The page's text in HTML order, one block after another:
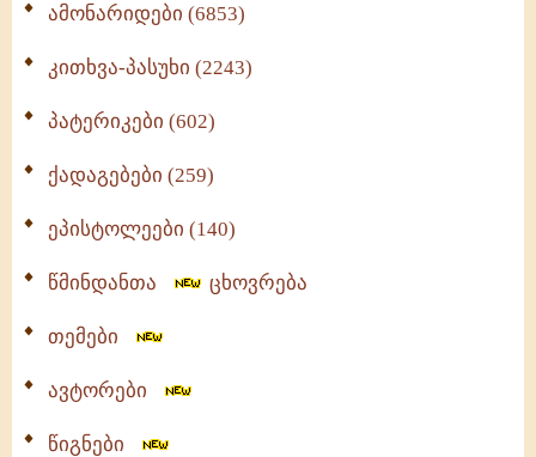
ამონარიდები (6853)
კითხვა-პასუხი (2243)
პატერიკები (602)
ქადაგებები (259)
ეპისტოლეები (140)
წმინდანთა ცხოვრება
თემები
ავტორები
წიგნები